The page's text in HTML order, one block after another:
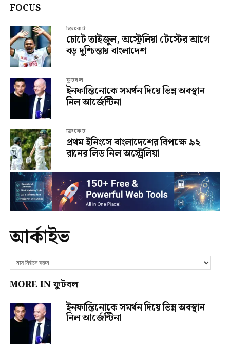
FOCUS
ক্রিকেট
চোটে তাইজুল, অস্ট্রেলিয়া টেস্টের আগে
বড় দুশ্চিন্তায় বাংলাদেশ
ফুটবল
ইনফান্তিনোকে সমর্থন দিয়ে ভিন্ন অবস্থান
নিল আর্জেন্টিনা
ক্রিকেট
প্রথম ইনিংসে বাংলাদেশের বিপক্ষে ৯২
রানের লিড নিল অস্ট্রেলিয়া
আর্কাইভ
MORE IN ফুটবল
ইনফান্তিনোকে সমর্থন দিয়ে ভিন্ন অবস্থান
নিল আর্জেন্টিনা